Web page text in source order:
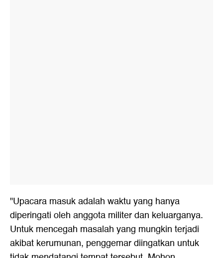
"Upacara masuk adalah waktu yang hanya
diperingati oleh anggota militer dan keluarganya.
Untuk mencegah masalah yang mungkin terjadi
akibat kerumunan, penggemar diingatkan untuk